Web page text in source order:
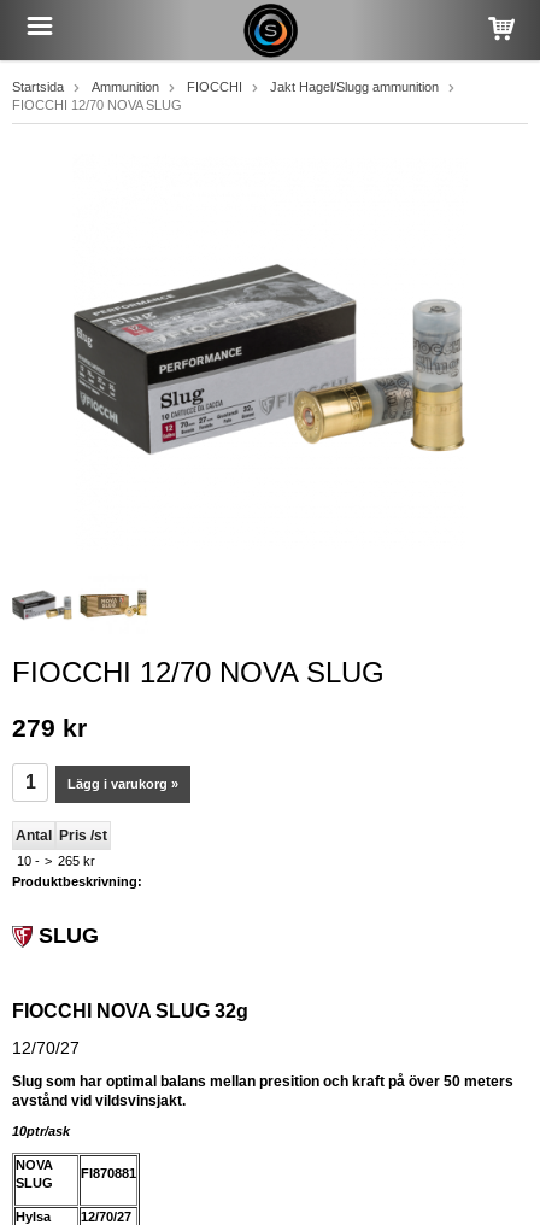
Startsida Ammunition FIOCCHI
Jakt Hagel/Slugg ammunition
FIOCCHI 12/70 NOVA SLUG
FIOCCHI 12/70 NOVA SLUG
279 kr
Lägg i varukorg »
Antal Pris /st
10 - > 265 kr
Produktbeskrivning:
SLUG
FIOCCHI NOVA SLUG 32g
12/70/27
Slug som har optimal balans mellan presition och kraft på över 50 meters
avstånd vid vildsvinsjakt.
10ptr/ask
NOVA
SLUG
FI870881
Hylsa 12/70/27